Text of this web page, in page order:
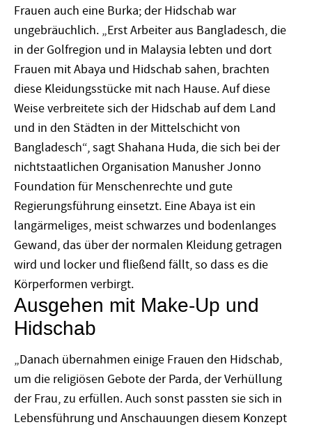
Frauen auch eine Burka; der Hidschab war
ungebräuchlich. „Erst Arbeiter aus Bangladesch, die
in der Golfregion und in Malaysia lebten und dort
Frauen mit Abaya und Hidschab sahen, brachten
diese Kleidungsstücke mit nach Hause. Auf diese
Weise verbreitete sich der Hidschab auf dem Land
und in den Städten in der Mittelschicht von
Bangladesch“, sagt Shahana Huda, die sich bei der
nichtstaatlichen Organisation Manusher Jonno
Foundation für Menschenrechte und gute
Regierungsführung einsetzt. Eine Abaya ist ein
langärmeliges, meist schwarzes und bodenlanges
Gewand, das über der normalen Kleidung getragen
wird und locker und fließend fällt, so dass es die
Körperformen verbirgt.
Ausgehen mit Make-Up und
Hidschab
„Danach übernahmen einige Frauen den Hidschab,
um die religiösen Gebote der Parda, der Verhüllung
der Frau, zu erfüllen. Auch sonst passten sie sich in
Lebensführung und Anschauungen diesem Konzept